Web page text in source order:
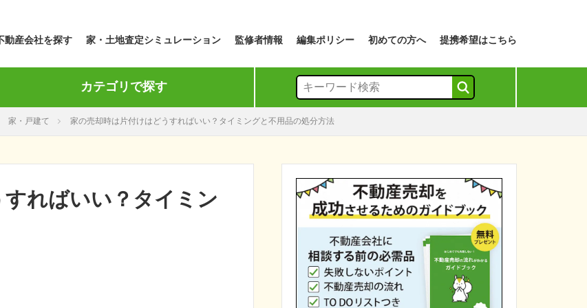
動産会社を探す 家・土地査定シミュレーション 監修者情報 編集ポリシー 初めての方へ 提携希望はこちら
カテゴリで探す
家・戸建て 家の売却時は片付けはどうすればいい？タイミングと不用品の処分方法
ればいい？タイミン